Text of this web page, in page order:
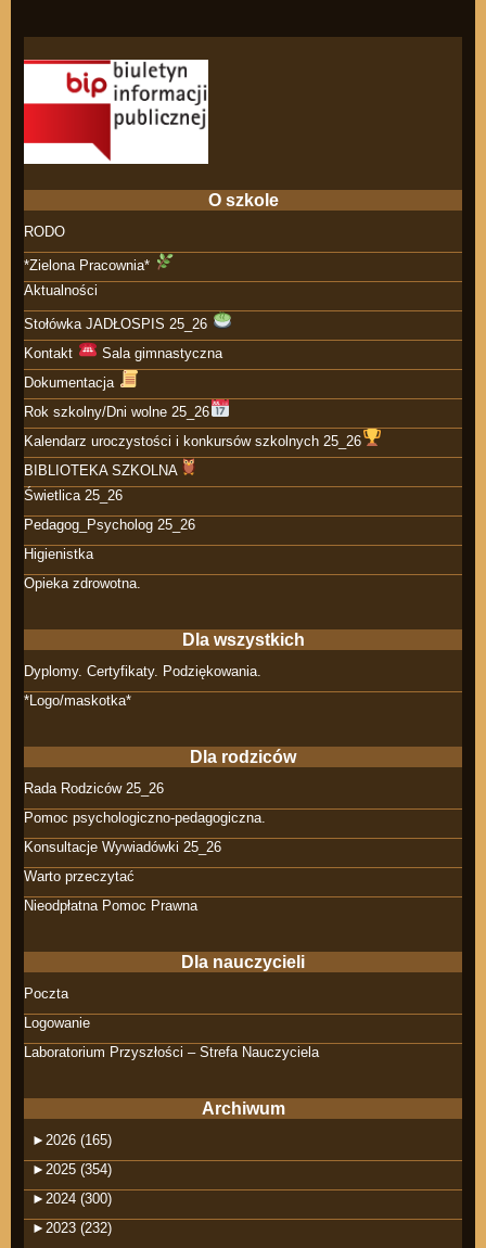
O szkole
RODO
*Zielona Pracownia*
Aktualności
Stołówka JADŁOSPIS 25_26
Kontakt
Sala gimnastyczna
Dokumentacja
Rok szkolny/Dni wolne 25_26
Kalendarz uroczystości i konkursów szkolnych 25_26
BIBLIOTEKA SZKOLNA
Świetlica 25_26
Pedagog_Psycholog 25_26
Higienistka
Opieka zdrowotna.
Dla wszystkich
Dyplomy. Certyfikaty. Podziękowania.
*Logo/maskotka*
Dla rodziców
Rada Rodziców 25_26
Pomoc psychologiczno-pedagogiczna.
Konsultacje Wywiadówki 25_26
Warto przeczytać
Nieodpłatna Pomoc Prawna
Dla nauczycieli
Poczta
Logowanie
Laboratorium Przyszłości – Strefa Nauczyciela
Archiwum
► 2026 (165)
► 2025 (354)
► 2024 (300)
► 2023 (232)